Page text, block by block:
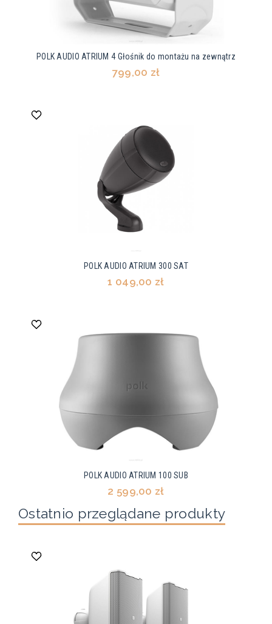
POLK AUDIO ATRIUM 4 Głośnik do montażu na zewnątrz
799,00 zł
POLK AUDIO ATRIUM 300 SAT
1 049,00 zł
POLK AUDIO ATRIUM 100 SUB
2 599,00 zł
Ostatnio przeglądane produkty